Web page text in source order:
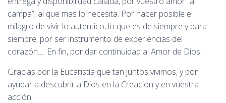
campa”, al que mas lo necesita. Por hacer posible el
milagro de vivir lo autentico, lo que es de siempre y para
siempre, por ser instrumento de experiencias del
corazón…. En fin, por dar continuidad al Amor de Dios.
Gracias por la Eucaristía que tan juntos vivimos, y por
ayudar a descubrir a Dios en la Creación y en vuestra
acción.